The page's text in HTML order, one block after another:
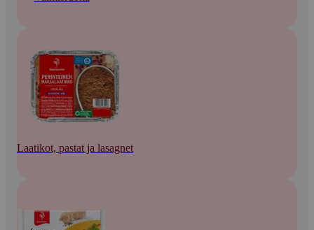
Laatikot, pastat ja lasagnet